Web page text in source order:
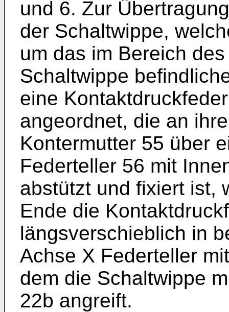
und 6. Zur
der Schaltwippe,
um das im Bereich
Schaltwippe
eine
angeordnet, die an
Kontermutter 55 über
Federteller 56 mit
abstützt und fixiert ist,
Ende die
längsverschieblich in
Achse X Federteller
dem die Schaltwippe
22b angreift.